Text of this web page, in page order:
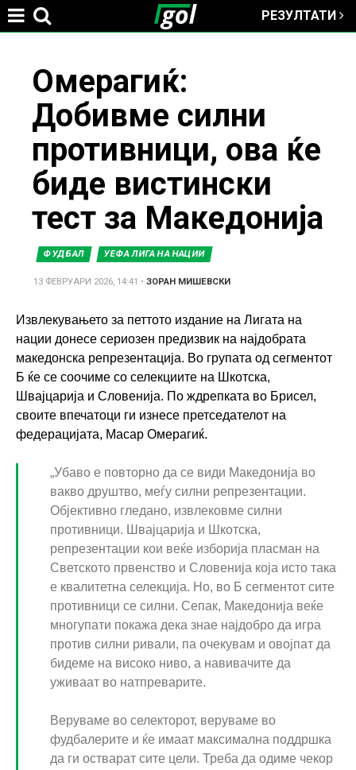
РЕЗУЛТАТИ
here
Омерагиќ:
Добивме силни
противници, ова ќе
биде вистински
тест за Македонија
ФУДБАЛ УЕФА ЛИГА НА НАЦИИ
13 ФЕВРУАРИ 2026, 14:41 •ЗОРАН МИШЕВСКИ
Извлекувањето за петтото издание на Лигата на
нации донесе сериозен предизвик на најдобрата
македонска репрезентација. Во групата од сегментот
Б ќе се соочиме со селекциите на Шкотска,
Швајцарија и Словенија. По ждрепката во Брисел,
своите впечатоци ги изнесе претседателот на
федерацијата, Масар Омерагиќ.
„Убаво е повторно да се види Македонија во
вакво друштво, меѓу силни репрезентации.
Објективно гледано, извлековме силни
противници. Швајцарија и Шкотска,
репрезентации кои веќе изборија пласман на
Светското првенство и Словенија која исто така
е квалитетна селекција. Но, во Б сегментот сите
противници се силни. Сепак, Македонија веќе
многупати покажа дека знае најдобро да игра
против силни ривали, па очекувам и овојпат да
бидеме на високо ниво, а навивачите да
уживаат во натпреварите.
Веруваме во селекторот, веруваме во
фудбалерите и ќе имаат максимална поддршка
да ги остварат сите цели. Треба да одиме чекор